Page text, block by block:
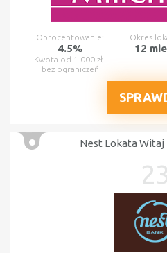
Oprocentowanie: Okres
4.5% 12
Kwota od 1.000 zł -
bez ograniczeń
Nest Lokata Witaj
23